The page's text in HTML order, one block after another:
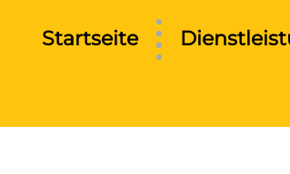
Startseite